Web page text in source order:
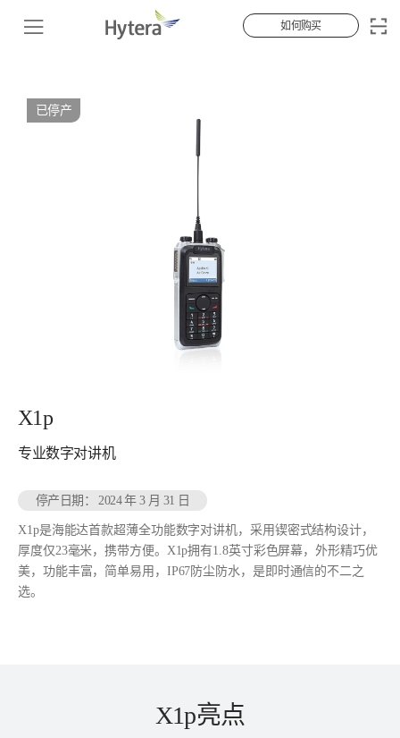
如何购买
已停产
X1p
专业数字对讲机
停产日期： 2024 年 3 月 31 日
X1p是海能达首款超薄全功能数字对讲机，采用锲密式结构设计，
厚度仅23毫米，携带方便。X1p拥有1.8英寸彩色屏幕，外形精巧优
美，功能丰富，简单易用，IP67防尘防水，是即时通信的不二之
选。
X1p亮点